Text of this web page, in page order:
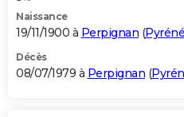
Naissance
19/11/1900 à Perpignan (
Décès
08/07/1979 à Perpignan (